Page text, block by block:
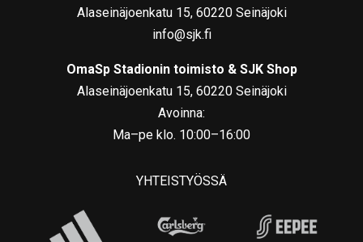
Alaseinäjoenkatu 15, 60220 Seinäjoki
info@sjk.fi
OmaSp Stadionin toimisto & SJK Shop
Alaseinäjoenkatu 15, 60220 Seinäjoki
Avoinna:
Ma–pe klo. 10:00–16:00
YHTEISTYÖSSÄ